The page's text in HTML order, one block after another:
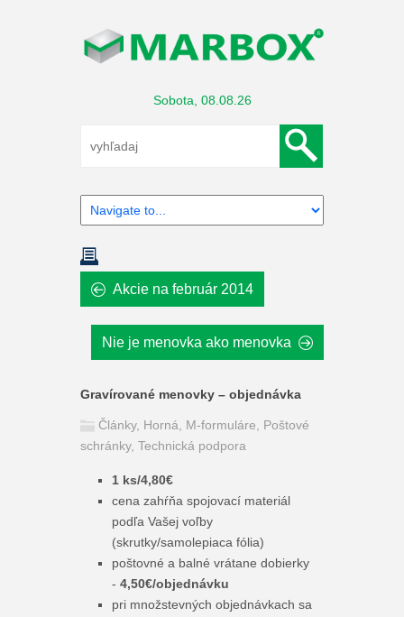
Sobota, 08.08.26
Akcie na február 2014
Nie je menovka ako menovka
Gravírované menovky – objednávka
Články, Horná M-formuláre
Poštové
schránky, Technická podpora
1 ks/4,80€
cena zahŕňa spojovací materiál
podľa Vašej voľby
(skrutky/samolepiaca fólia)
poštovné a balné vrátane dobierky
- 4,50€/objednávku
pri množstevných objednávkach sa